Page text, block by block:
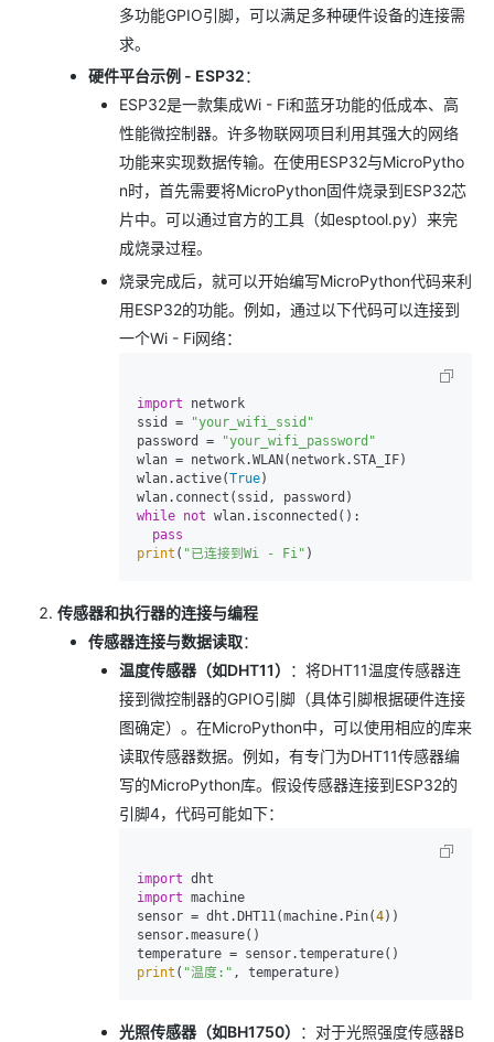
多功能GPIO引脚，可以满足多种硬件设备的连接需
求。
硬件平台示例 - ESP32：
ESP32是一款集成Wi - Fi和蓝牙功能的低成本、高
性能微控制器。许多物联网项目利用其强大的网络
功能来实现数据传输。在使用ESP32与MicroPytho
n时，首先需要将MicroPython固件烧录到ESP32芯
片中。可以通过官方的工具（如esptool.py）来完
成烧录过程。
烧录完成后，就可以开始编写MicroPython代码来利
用ESP32的功能。例如，通过以下代码可以连接到
一个Wi - Fi网络：
import network
ssid =
"your_wifi_ssid"
password =
"your_wifi_password"
wlan = network.WLAN(network.STA_IF)
wlan.active(True)
while not wlan.isconnected():
pass
print ( "已连接到Wi - Fi"
传感器和执行器的连接与编程
传感器连接与数据读取：
温度传感器（如DHT11）
：将DHT11温度传感器连
接到微控制器的GPIO引脚（具体引脚根据硬件连接
图确定）。在MicroPython中，可以使用相应的库来
读取传感器数据。例如，有专门为DHT11传感器编
写的MicroPython库。假设传感器连接到ESP32的
引脚4，代码可能如下：
import
import machine
sensor = dht.DHT11(machine.Pin(4))
sensor.measure()
print ( "温度:"
光照传感器（如BH1750）
：对于光照强度传感器B